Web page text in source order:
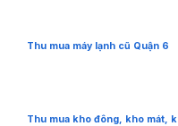
Thu mua máy lạnh cũ Quận 6
Thu mua kho đông, kho mát,